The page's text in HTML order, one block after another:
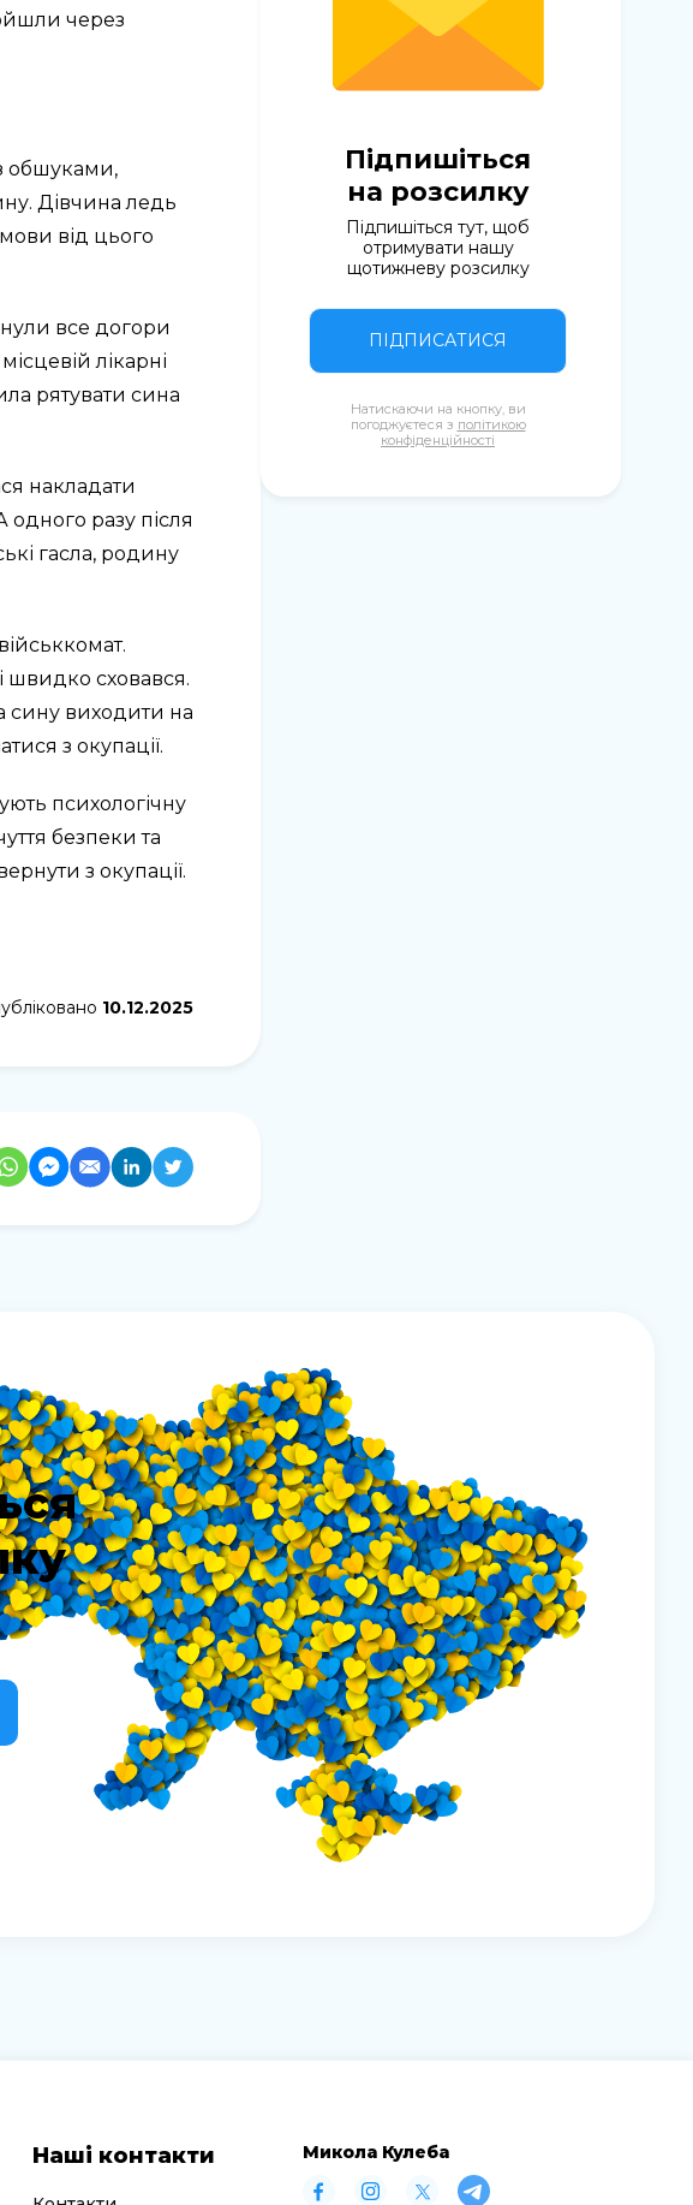
через
обшуками,
Дівчина ледь
від цього
все догори
лікарні
рятувати сина
накладати
одного разу після
гасла, родину
швидко сховався.
сину виходити на
з окупації.
психологічну
безпеки та
з окупації.
10.12.2025
Підпишіться
на розсилку
Підпишіться тут, щоб
отримувати нашу
щотижневу розсилку
ПІДПИСАТИСЯ
Натискаючи на кнопку, ви
погоджуєтеся з політикою
конфіденційності
Наші контакти Микола Кулеба